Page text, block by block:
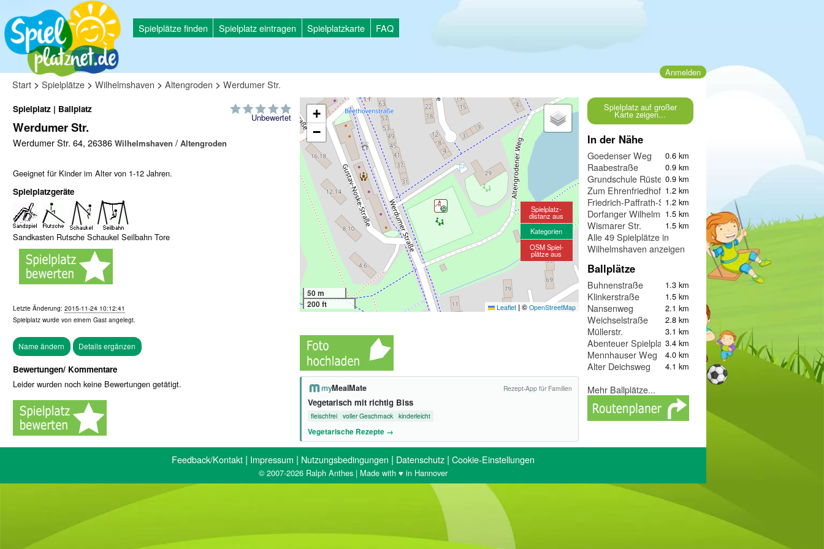
Spielplätze finden Spielplatz eintragen Spielplatzkarte FAQ
Anmelden
Start > Spielplätze > Wilhelmshaven > Altengroden > Werdumer Str.
Unbewertet
Spielplatz | Ballplatz
Werdumer Str.
Werdumer Str. 64, 26386 Wilhelmshaven / Altengroden
Geeignet für Kinder im Alter von 1-12 Jahren.
Spielplatzgeräte
Sandkasten Rutsche Schaukel Seilbahn Tore
Letzte Änderung: 2015-11-24 10:12:41
Spielplatz wurde von einem Gast angelegt.
Bewertungen/ Kommentare
Leider wurden noch keine Bewertungen getätigt.
+
−
50 m
200 ft
Leaflet |© OpenStreetMap
Spielplatz-
distanz aus
Kategorien
OSM Spiel-
plätze aus
myMealMate Rezept-App für Familien
Vegetarisch mit richtig Biss
fleischfrei voller Geschmack kinderleicht
Vegetarische Rezepte →
Spielplatz auf großer
Karte zeigen...
In der Nähe
Goedenser Weg 0.6 km
Raabestraße 0.9 km
Grundschule Rüstersiel0.9 km
Zum Ehrenfriedhof 1.2 km
Friedrich-Paffrath-Straße
1.2 km
Dorfanger Wilhelmshaven
1.5 km
Wismarer Str. 1.5 km
Alle 49 Spielplätze in
Wilhelmshaven anzeigen
Ballplätze
Buhnenstraße 1.3 km
Klinkerstraße 1.5 km
Nansenweg 2.1 km
Weichselstraße 2.8 km
Müllerstr. 3.1 km
Abenteuer Spielplatz3.4 km
Mennhauser Weg 4.0 km
Alter Deichsweg 4.1 km
Mehr Ballplätze...
Feedback/Kontakt | Impressum | Nutzungsbedingungen | Datenschutz | Cookie-Einstellungen
© 2007-2026 Ralph Anthes | Made with ♥ in Hannover